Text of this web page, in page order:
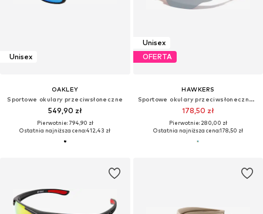
Unisex
OAKLEY
Sportowe okulary przeciwsłoneczne
549,90 zł
Pierwotnie: 794,90 zł
Ostatnia najniższa cena:412,43 zł
Unisex
OFERTA
HAWKERS
Sportowe okulary przeciwsłoneczne 'SPEED'
178,50 zł
Pierwotnie: 280,00 zł
Ostatnia najniższa cena:178,50 zł